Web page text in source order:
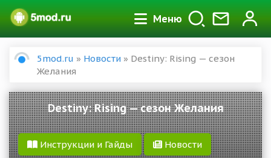
Меню
5mod.ru » Новости » Destiny: Rising — сезон
Желания
Destiny: Rising — сезон Желания
Инструкции и Гайды Новости